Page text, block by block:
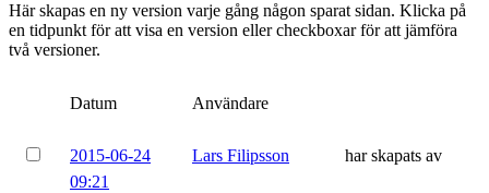
Här skapas en ny version varje gång någon sparat sidan. Klicka på
en tidpunkt för att visa en version eller checkboxar för att jämföra
två versioner.
Datum Användare
2015-06-24
09:21
Lars Filipsson har skapats av